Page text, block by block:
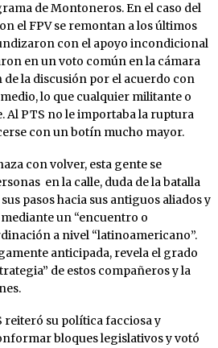
de Montoneros. En el caso del
el FPV se remontan a los últimos
con el apoyo incondicional
en un voto común en la cámara
de la discusión por el acuerdo con
lo que cualquier militante o
Al PTS no le importaba la ruptura
con un botín mucho mayor.
con volver, esta gente se
en la calle, duda de la batalla
pasos hacia sus antiguos aliados y
un “encuentro o
a nivel “latinoamericano”.
anticipada, revela el grado
de estos compañeros y la
reiteró su política facciosa y
bloques legislativos y votó